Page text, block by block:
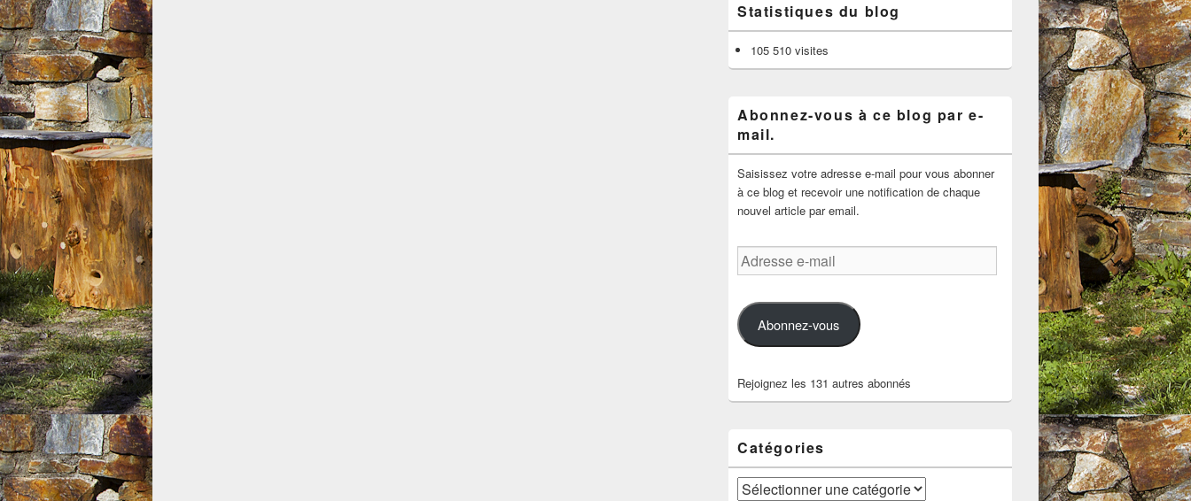
Statistiques du blog
105 510 visites
Abonnez-vous à ce blog par e-
mail.
Saisissez votre adresse e-mail pour vous abonner
à ce blog et recevoir une notification de chaque
nouvel article par email.
Adresse
e-
Abonnez-vous
Rejoignez les 131 autres abonnés
Catégories
Catégories